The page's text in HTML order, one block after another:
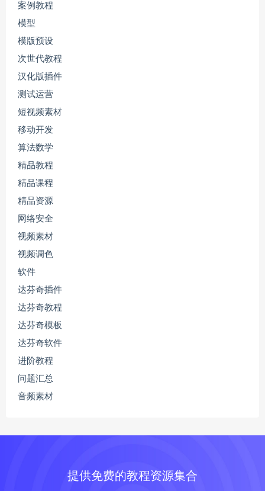
案例教程
模型
模版预设
次世代教程
汉化版插件
测试运营
短视频素材
移动开发
算法数学
精品教程
精品课程
精品资源
网络安全
视频素材
视频调色
软件
达芬奇插件
达芬奇教程
达芬奇模板
达芬奇软件
进阶教程
问题汇总
音频素材
提供免费的教程资源集合